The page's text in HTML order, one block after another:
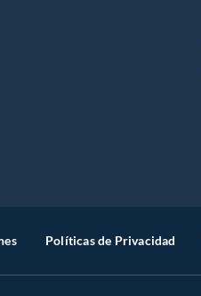
Políticas de Privacidad